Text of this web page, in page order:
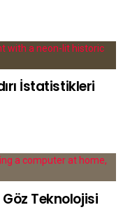
İstatistikleri
Teknolojisi